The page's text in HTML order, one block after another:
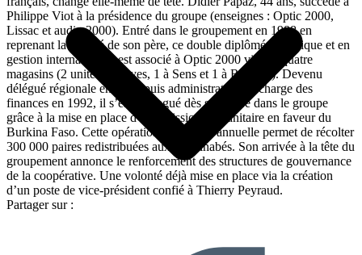
Philippe Viot à la présidence du groupe (enseignes : Optic 2000,
Lissac et audio 2000). Entré dans le groupement en 1988 en
reprenant la société de son père, ce double diplômé en optique et en
gestion internationale est associé à Optic 2000 via ses quatre
magasins (2 unités à Troyes, 1 à Sens et 1 à Romilly). Devenu
délégué régionale en 1990 puis administrateur en charge des
finances en 1992, il s’est distingué dès son entré dans le groupe
grâce à la mise en place d’une mission humanitaire en faveur du
Burkina Faso. Cette opération désormais annuelle permet de récolter
300 000 paires redistribuées aux Burkinabés. Son arrivée à la tête du
groupement annonce le renforcement des structures de gouvernance
de la coopérative. Une volonté déjà mise en place via la création
d’un poste de vice-président confié à Thierry Peyraud.
Partager sur :